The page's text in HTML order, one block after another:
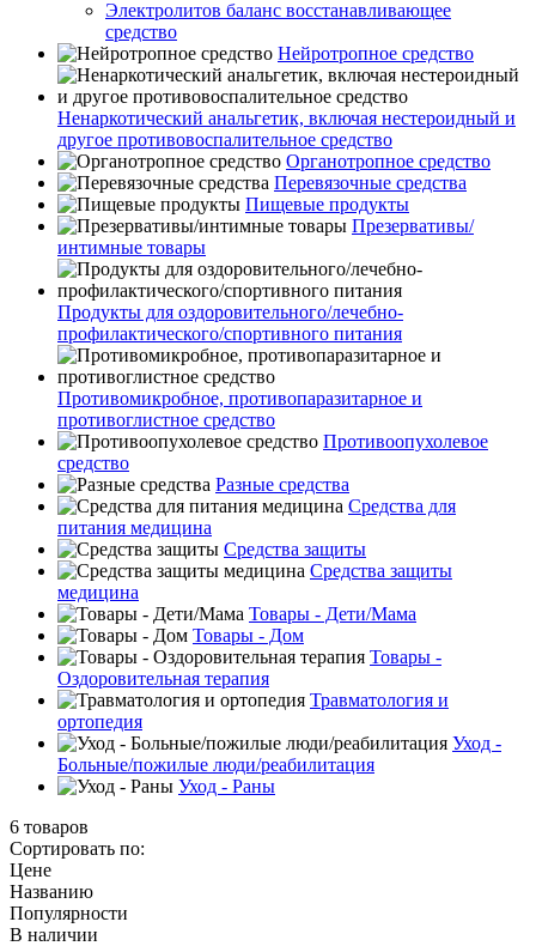
Электролитов баланс восстанавливающее
средство
Нейротропное средство
Ненаркотический анальгетик, включая нестероидный и
другое противовоспалительное средство
Органотропное средство
Перевязочные средства
Пищевые продукты
Презервативы/
интимные товары
Продукты для оздоровительного/лечебно-
профилактического/спортивного питания
Противомикробное, противопаразитарное и
противоглистное средство
Противоопухолевое
средство
Разные средства
Средства для
питания медицина
Средства защиты
Средства защиты
медицина
Товары - Дети/Мама
Товары - Дом
Товары -
Оздоровительная терапия
Травматология и
ортопедия
Уход -
Больные/пожилые люди/реабилитация
Уход - Раны
6 товаров
Сортировать по:
Цене
Названию
Популярности
В наличии